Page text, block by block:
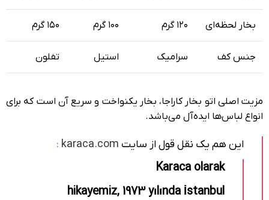
بخار لحظه‌ای ۱۲۰ گرم ۱۰۰ گرم ۱۵۰ گرم
جنس کف سرامیک استیل تفلون
مزیت اصلی اتو بخار کاراجا، بخار یکنواخت و سریع آن است که برای
انواع لباس‌ها ایده‌آل می‌باشد.
این هم یک نقل قول از سایت karaca.com
:
Karaca olarak
hikayemiz, 1973 yılında İstanbul